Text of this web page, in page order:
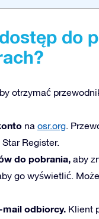
do
otrzymać
na osr.org.
Register.
do pobrania, aby
go wyświetlić.
mail odbiorcy. Klient